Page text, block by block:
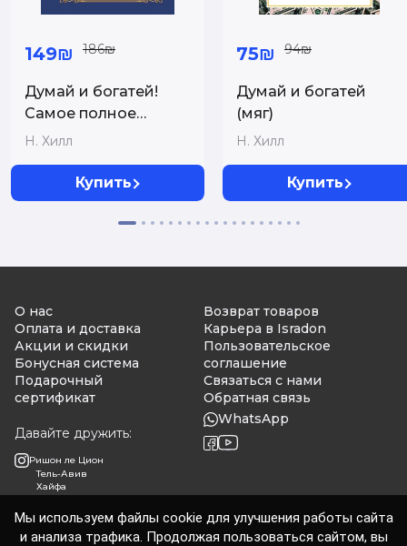
149₪ 186₪
Думай и богатей!
Самое полное
издание
дополненное
Н. Хилл
Купить
75₪ 94₪
Думай и богатей
(мяг)
Н. Хилл
Купить
О нас
Оплата и доставка
Акции и скидки
Бонусная система
Подарочный
сертификат
Давайте дружить:
Ришон ле Цион
Тель-Авив
Хайфа
Возврат товаров
Карьера в Isradon
Пользовательское
соглашение
Связаться с нами
Обратная связь
WhatsApp
Мы используем файлы cookie для улучшения работы сайта
и анализа трафика. Продолжая пользоваться сайтом, вы